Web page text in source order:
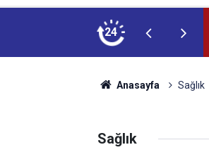
24
Anasayfa Sağlık
Sağlık